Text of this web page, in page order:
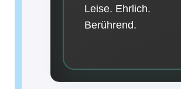
Leise. Ehrlich.
Berührend.